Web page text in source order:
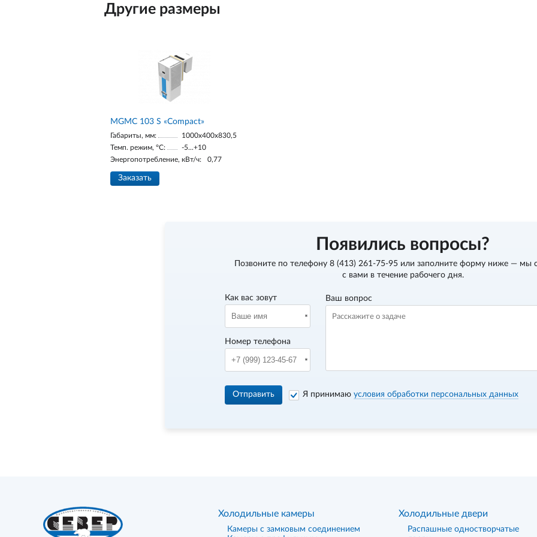
Другие размеры
MGMС 103 S «Compact»
Габариты, мм:
1000x400x830,5
Темп. режим, °С:
-5...+10
Энергопотребление, кВт/ч:
0,77
Заказать
Появились вопросы?
Позвоните по телефону 8 (413) 261-75-95или заполните форму ниже — мы
с вами в течение рабочего дня.
Как вас зовут
Номер телефона
Ваш вопрос
Отправить Я принимаю условия обработки персональных данных
Холодильные камеры
Камеры с замковым соединением
Холодильные двери
Распашные одностворчатые